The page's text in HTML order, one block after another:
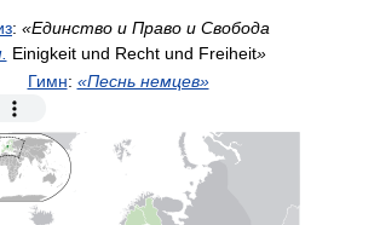
: «Единство и Право и Свобода
Einigkeit und Recht und Freiheit»
Гимн: «Песнь немцев»